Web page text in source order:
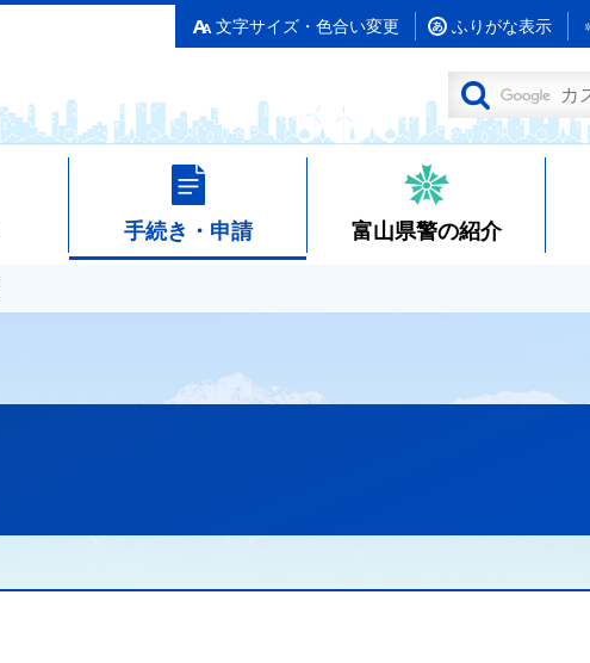
文字サイズ・色合い変更 ふりがな表示
手続き・申請 富山県警の紹介